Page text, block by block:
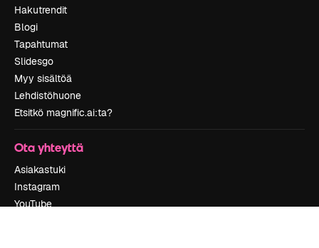
Hakutrendit
Blogi
Tapahtumat
Slidesgo
Myy sisältöä
Lehdistöhuone
Etsitkö magnific.ai:ta?
Ota yhteyttä
Asiakastuki
Instagram
YouTube